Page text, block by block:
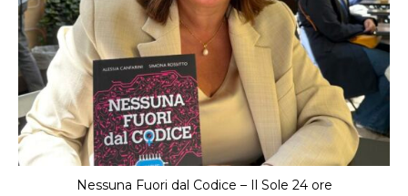
Nessuna Fuori dal Codice – Il Sole 24 ore